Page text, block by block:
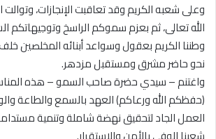
وعلى شعبه الكريم وقد تعاقبت الإنجازات،
الله تعالى، ثم بعزم سموكم الراسخ وتوجيهاتكم
وطننا الكريم بعقول وسواعد أبنائه المخلصين
نحو حاضر مشرق ومستقبل مزدهر.
واغتنم – سيدي حضرة صاحب السمو – هذه
(حفظكم الله ورعاكم) العهد بالسمع والطاعة
العمل الجاد لتحقيق نهضة شاملة وتنمية